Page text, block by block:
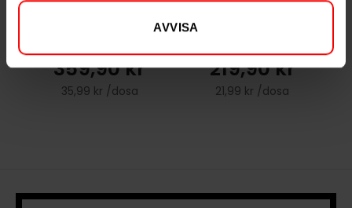
AVVISA
Lundgrens Original
359,90 kr
35,99 kr /dosa
219,90 kr
21,99 kr /dosa